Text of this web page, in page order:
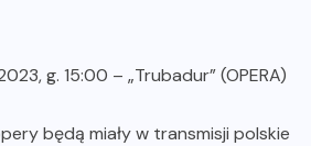
g. 15:00 – „Trubadur” (OPERA)
będą miały w transmisji polskie